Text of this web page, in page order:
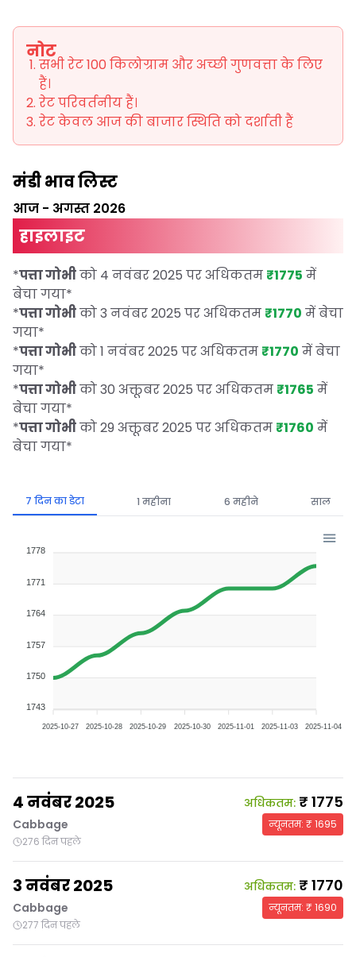
नोट
सभी रेट 100 किलोग्राम और अच्छी गुणवत्ता के लिए
हैं।
रेट परिवर्तनीय हैं।
रेट केवल आज की बाजार स्थिति को दर्शाती हैं
मंडी भाव लिस्ट
आज - अगस्त 2026
हाइलाइट
*पत्ता गोभीको 4 नवंबर 2025 पर अधिकतम ₹1775 में
बेचा गया*
*पत्ता गोभीको 3 नवंबर 2025 पर अधिकतम ₹1770 में बेचा
गया*
*पत्ता गोभीको 1 नवंबर 2025 पर अधिकतम ₹1770 में बेचा
गया*
*पत्ता गोभीको 30 अक्तूबर 2025 पर अधिकतम ₹1765 में
बेचा गया*
*पत्ता गोभीको 29 अक्तूबर 2025 पर अधिकतम ₹1760 में
बेचा गया*
7 दिन का डेटा 1 महीना 6 महीने साल
1778
1771
1764
1757
1750
1743
2025-10-27 2025-10-28 2025-10-29 2025-10-30 2025-11-01 2025-11-03 2025-11-04
4 नवंबर 2025
Cabbage
276 दिन पहले
अधिकतम: ₹ 1775
न्यूनतम: ₹1695
3 नवंबर 2025
Cabbage
277 दिन पहले
अधिकतम: ₹ 1770
न्यूनतम: ₹1690